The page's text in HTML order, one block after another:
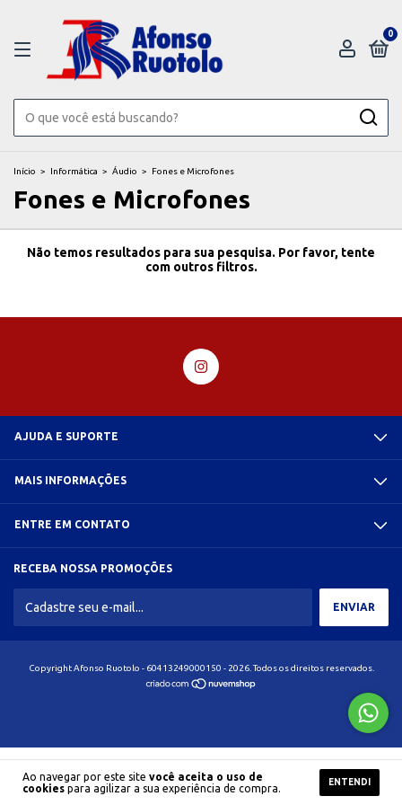
0
Ao navegar por este site você aceita o uso de
cookies para agilizar a sua experiência de compra.
ENTENDI
Início > Informática > Áudio > Fones e Microfones
Fones e Microfones
Não temos resultados para sua pesquisa. Por favor, tente
com outros filtros.
AJUDA E SUPORTE
MAIS INFORMAÇÕES
ENTRE EM CONTATO
RECEBA NOSSA PROMOÇÕES
Copyright Afonso Ruotolo - 60413249000150 - 2026. Todos os direitos reservados.